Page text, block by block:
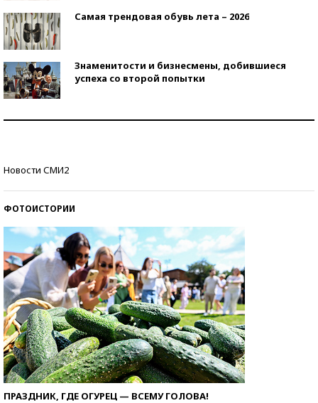
Самая трендовая обувь лета – 2026
Знаменитости и бизнесмены, добившиеся
успеха со второй попытки
Новости СМИ2
ФОТОИСТОРИИ
ПРАЗДНИК, ГДЕ ОГУРЕЦ — ВСЕМУ ГОЛОВА!